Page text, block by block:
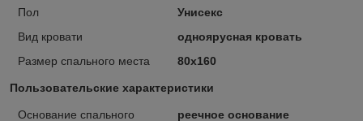
Пол
Унисекс
Вид кровати
одноярусная кровать
Размер спального места
80х160
Пользовательские характеристики
Основание спального реечное основание